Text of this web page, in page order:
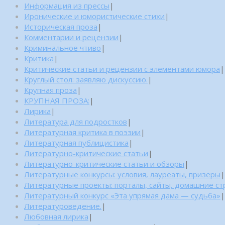
Информация из прессы |
Иронические и юмористические стихи |
Историческая проза |
Комментарии и рецензии |
Криминальное чтиво |
Критика |
Критические статьи и рецензии с элементами юмора |
Круглый стол: заявляю дискуссию. |
Крупная проза |
КРУПНАЯ ПРОЗА: |
Лирика |
Литература для подростков |
Литературная критика в поэзии |
Литературная публицистика |
Литературно-критические статьи |
Литературно-критические статьи и обзоры |
Литературные конкурсы: условия, лауреаты, призеры |
Литературные проекты: порталы, сайты, домашние
Литературный конкурс «Эта упрямая дама — судьба» |
Литературоведение. |
Любовная лирика |